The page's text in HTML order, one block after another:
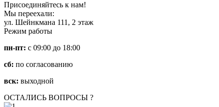
Присоединяйтесь к нам!
Мы переехали:
ул. Шейнкмана 111, 2 этаж
Режим работы
пн-пт: с 09:00 до 18:00
сб: по согласованию
вск: выходной
ОСТАЛИСЬ ВОПРОСЫ ?